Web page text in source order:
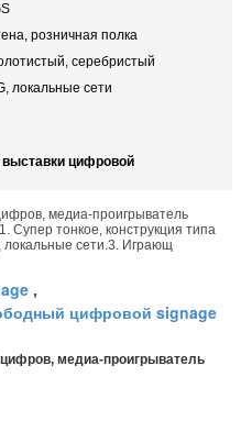
розничная полка
серебристый
локальные сети
выставки цифровой
медиа-проигрыватель
тонкое, конструкция типа
локальные сети.3. Играющ
,
цифровой signage
медиа-проигрыватель